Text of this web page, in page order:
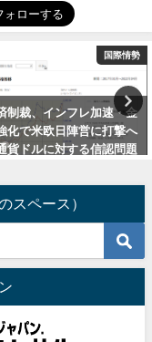
国際情勢
制裁、インフレ加速・金
化で米欧日陣営に打撃へ
貨ドルに対する信認問題
スペース）